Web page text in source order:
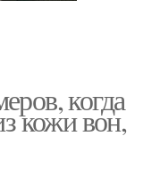
когда
кожи вон,